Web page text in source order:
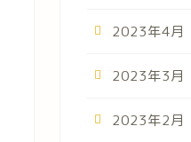
2023年4月
2023年3月
2023年2月